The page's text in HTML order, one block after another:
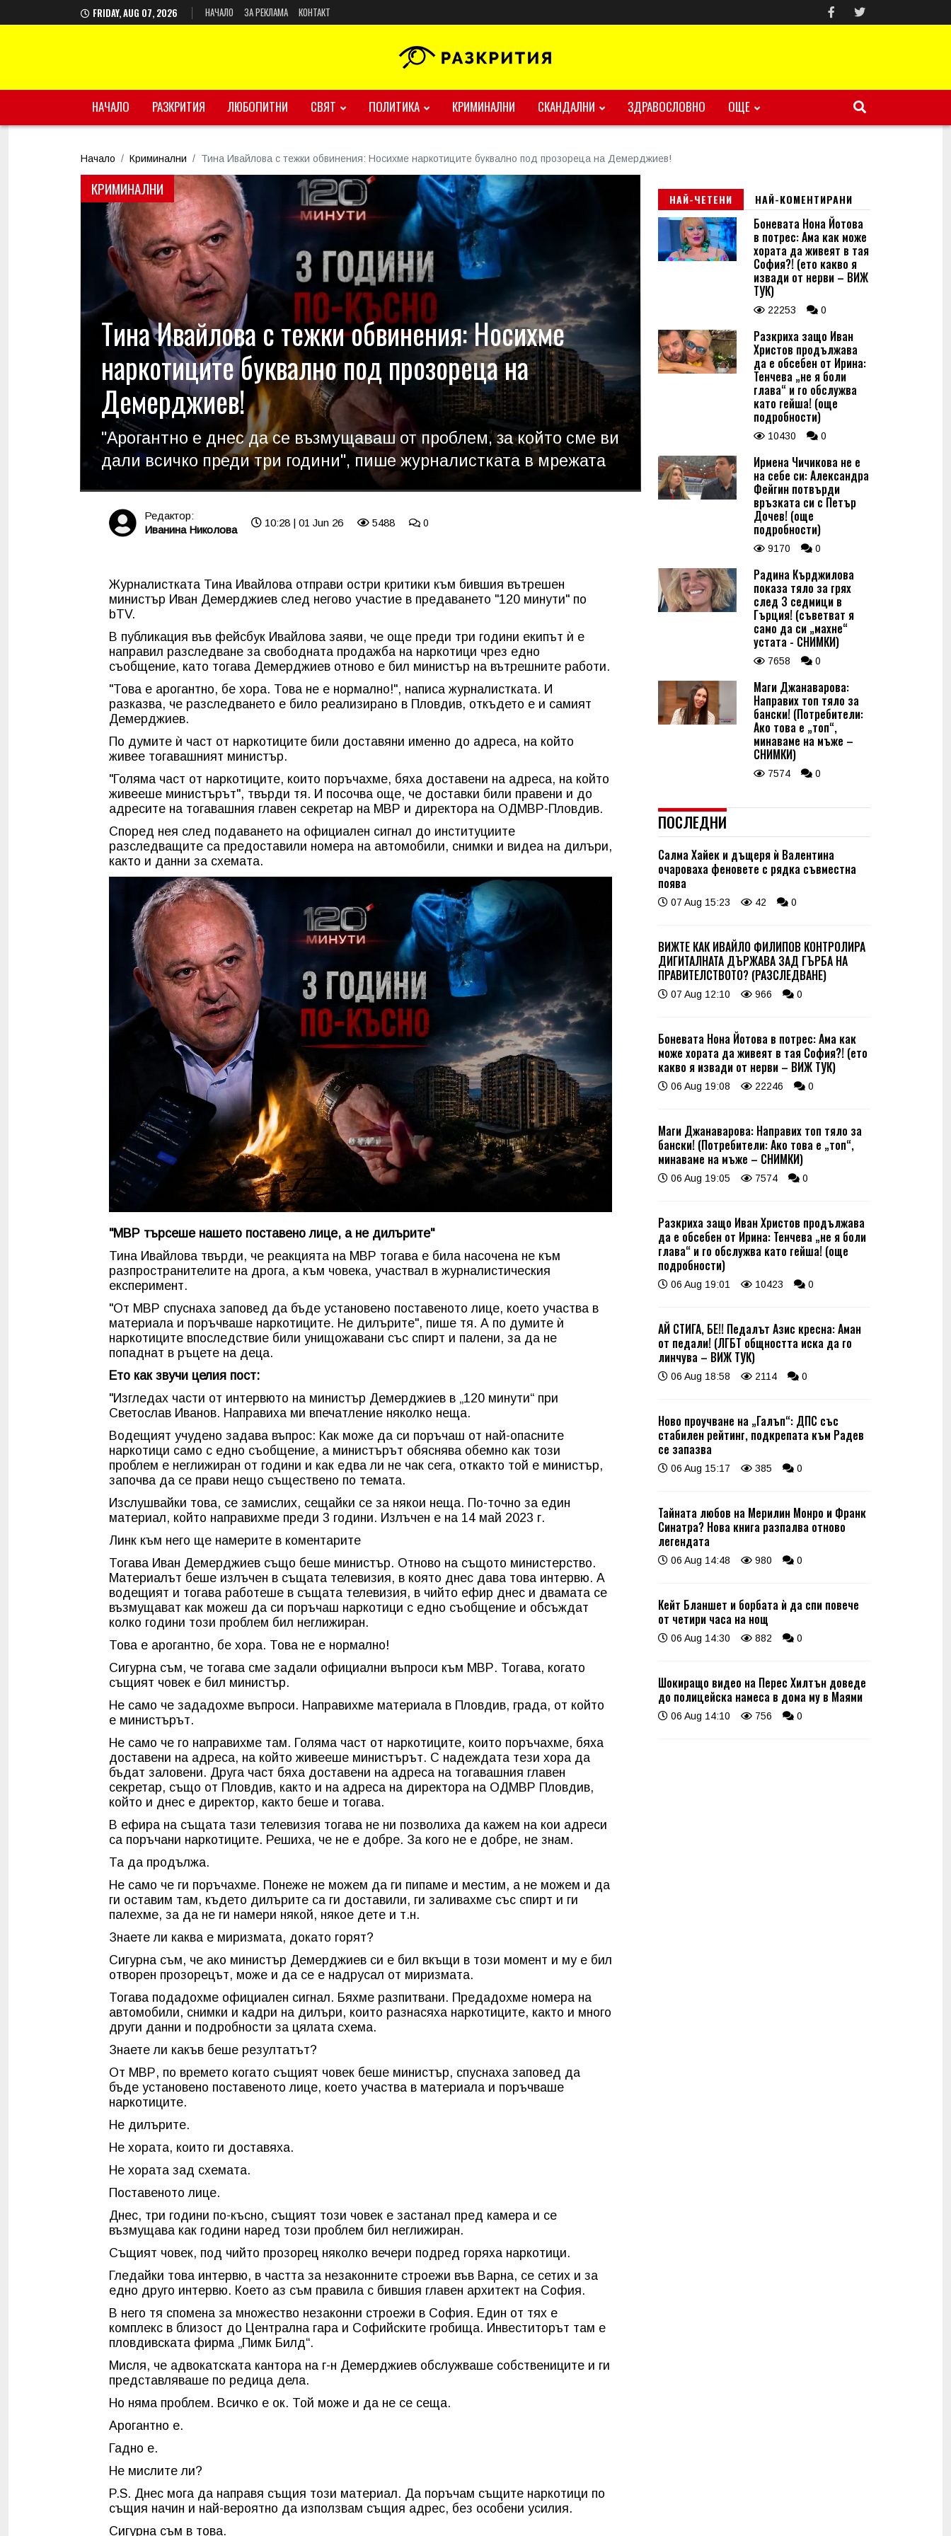
FRIDAY, AUG 07, 2026 НАЧАЛО ЗА РЕКЛАМА КОНТАКТ
НАЧАЛО РАЗКРИТИЯ ЛЮБОПИТНИ СВЯТ ПОЛИТИКА КРИМИНАЛНИ СКАНДАЛНИ ЗДРАВОСЛОВНО ОЩЕ
Начало Криминални Тина Ивайлова с тежки обвинения: Носихме наркотиците буквално под прозореца на Демерджиев!
КРИМИНАЛНИ
Тина Ивайлова с тежки обвинения: Носихме
наркотиците буквално под прозореца на
Демерджиев!
"Арогантно е днес да се възмущаваш от проблем, за който сме ви
дали всичко преди три години", пише журналистката в мрежата
Редактор:
Иванина Николова
10:28 | 01 Jun 26 5488 0
Журналистката Тина Ивайлова отправи остри критики към бившия вътрешен
министър Иван Демерджиев след негово участие в предаването "120 минути" по
bTV.
В публикация във фейсбук Ивайлова заяви, че още преди три години екипът ѝ е
направил разследване за свободната продажба на наркотици чрез едно
съобщение, като тогава Демерджиев отново е бил министър на вътрешните работи.
"Това е арогантно, бе хора. Това не е нормално!", написа журналистката. И
разказва, че разследването е било реализирано в Пловдив, откъдето е и самият
Демерджиев.
По думите ѝ част от наркотиците били доставяни именно до адреса, на който
живее тогавашният министър.
"Голяма част от наркотиците, които поръчахме, бяха доставени на адреса, на който
живееше министърът", твърди тя. И посочва още, че доставки били правени и до
адресите на тогавашния главен секретар на МВР и директора на ОДМВР-Пловдив.
Според нея след подаването на официален сигнал до институциите
разследващите са предоставили номера на автомобили, снимки и видеа на дилъри,
както и данни за схемата.
"МВР търсеше нашето поставено лице, а не дилърите"
Тина Ивайлова твърди, че реакцията на МВР тогава е била насочена не към
разпространителите на дрога, а към човека, участвал в журналистическия
експеримент.
"От МВР спуснаха заповед да бъде установено поставеното лице, което участва в
материала и поръчваше наркотиците. Не дилърите", пише тя. А по думите ѝ
наркотиците впоследствие били унищожавани със спирт и палени, за да не
попаднат в ръцете на деца.
Ето как звучи целия пост:
"Изгледах части от интервюто на министър Демерджиев в „120 минути“ при
Светослав Иванов. Направиха ми впечатление няколко неща.
Водещият учудено задава въпрос: Как може да си поръчаш от най-опасните
наркотици само с едно съобщение, а министърът обяснява обемно как този
проблем е неглижиран от години и как едва ли не чак сега, откакто той е министър,
започва да се прави нещо съществено по темата.
Изслушвайки това, се замислих, сещайки се за някои неща. По-точно за един
материал, който направихме преди 3 години. Излъчен е на 14 май 2023 г.
Линк към него ще намерите в коментарите
Тогава Иван Демерджиев също беше министър. Отново на същото министерство.
Материалът беше излъчен в същата телевизия, в която днес дава това интервю. А
водещият и тогава работеше в същата телевизия, в чийто ефир днес и двамата се
възмущават как можеш да си поръчаш наркотици с едно съобщение и обсъждат
колко години този проблем бил неглижиран.
Това е арогантно, бе хора. Това не е нормално!
Сигурна съм, че тогава сме задали официални въпроси към МВР. Тогава, когато
същият човек е бил министър.
Не само че зададохме въпроси. Направихме материала в Пловдив, града, от който
е министърът.
Не само че го направихме там. Голяма част от наркотиците, които поръчахме, бяха
доставени на адреса, на който живееше министърът. С надеждата тези хора да
бъдат заловени. Друга част бяха доставени на адреса на тогавашния главен
секретар, също от Пловдив, както и на адреса на директора на ОДМВР Пловдив,
който и днес е директор, както беше и тогава.
В ефира на същата тази телевизия тогава не ни позволиха да кажем на кои адреси
са поръчани наркотиците. Решиха, че не е добре. За кого не е добре, не знам.
Та да продължа.
Не само че ги поръчахме. Понеже не можем да ги пипаме и местим, а не можем и да
ги оставим там, където дилърите са ги доставили, ги заливахме със спирт и ги
палехме, за да не ги намери някой, някое дете и т.н.
Знаете ли каква е миризмата, докато горят?
Сигурна съм, че ако министър Демерджиев си е бил вкъщи в този момент и му е бил
отворен прозорецът, може и да се е надрусал от миризмата.
Тогава подадохме официален сигнал. Бяхме разпитвани. Предадохме номера на
автомобили, снимки и кадри на дилъри, които разнасяха наркотиците, както и много
други данни и подробности за цялата схема.
Знаете ли какъв беше резултатът?
От МВР, по времето когато същият човек беше министър, спуснаха заповед да
бъде установено поставеното лице, което участва в материала и поръчваше
наркотиците.
Не дилърите.
Не хората, които ги доставяха.
Не хората зад схемата.
Поставеното лице.
Днес, три години по-късно, същият този човек е застанал пред камера и се
възмущава как години наред този проблем бил неглижиран.
Същият човек, под чийто прозорец няколко вечери подред горяха наркотици.
Гледайки това интервю, в частта за незаконните строежи във Варна, се сетих и за
едно друго интервю. Което аз съм правила с бившия главен архитект на София.
В него тя спомена за множество незаконни строежи в София. Един от тях е
комплекс в близост до Централна гара и Софийските гробища. Инвеститорът там е
пловдивската фирма „Пимк Билд“.
Мисля, че адвокатската кантора на г-н Демерджиев обслужваше собствениците и ги
представляваше по редица дела.
Но няма проблем. Всичко е ок. Той може и да не се сеща.
Арогантно е.
Гадно е.
Не мислите ли?
P.S. Днес мога да направя същия този материал. Да поръчам същите наркотици по
същия начин и най-вероятно да използвам същия адрес, без особени усилия.
Сигурна съм в това.
НАЙ-ЧЕТЕНИ НАЙ-КОМЕНТИРАНИ
Боневата Нона Йотова
в потрес: Ама как може
хората да живеят в тая
София?! (ето какво я
извади от нерви – ВИЖ
ТУК)
22253 0
Разкриха защо Иван
Христов продължава
да е обсебен от Ирина:
Тенчева „не я боли
глава“ и го обслужва
като гейша! (още
подробности)
10430 0
Ирмена Чичикова не е
на себе си: Александра
Фейгин потвърди
връзката си с Петър
Дочев! (още
подробности)
9170 0
Радина Кърджилова
показа тяло за грях
след 3 седмици в
Гърция! (съветват я
само да си „махне“
устата - СНИМКИ)
7658 0
Маги Джанаварова:
Направих топ тяло за
бански! (Потребители:
Ако това е „топ“,
минаваме на мъже –
СНИМКИ)
7574 0
ПОСЛЕДНИ
Салма Хайек и дъщеря ѝ Валентина
очароваха феновете с рядка съвместна
поява
07 Aug 15:23 42 0
ВИЖТЕ КАК ИВАЙЛО ФИЛИПОВ КОНТРОЛИРА
ДИГИТАЛНАТА ДЪРЖАВА ЗАД ГЪРБА НА
ПРАВИТЕЛСТВОТО? (РАЗСЛЕДВАНЕ)
07 Aug 12:10 966 0
Боневата Нона Йотова в потрес: Ама как
може хората да живеят в тая София?! (ето
какво я извади от нерви – ВИЖ ТУК)
06 Aug 19:08 22246 0
Маги Джанаварова: Направих топ тяло за
бански! (Потребители: Ако това е „топ“,
минаваме на мъже – СНИМКИ)
06 Aug 19:05 7574 0
Разкриха защо Иван Христов продължава
да е обсебен от Ирина: Тенчева „не я боли
глава“ и го обслужва като гейша! (още
подробности)
06 Aug 19:01 10423 0
АЙ СТИГА, БЕ!! Педалът Азис кресна: Аман
от педали! (ЛГБТ общността иска да го
линчува – ВИЖ ТУК)
06 Aug 18:58 2114 0
Ново проучване на „Галъп“: ДПС със
стабилен рейтинг, подкрепата към Радев
се запазва
06 Aug 15:17 385 0
Тайната любов на Мерилин Монро и Франк
Синатра? Нова книга разпалва отново
легендата
06 Aug 14:48 980 0
Кейт Бланшет и борбата ѝ да спи повече
от четири часа на нощ
06 Aug 14:30 882 0
Шокиращо видео на Перес Хилтън доведе
до полицейска намеса в дома му в Маями
06 Aug 14:10 756 0